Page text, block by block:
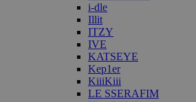
i-dle
Illit
ITZY
IVE
KATSEYE
Kep1er
KiiiKiii
LE SSERAFIM